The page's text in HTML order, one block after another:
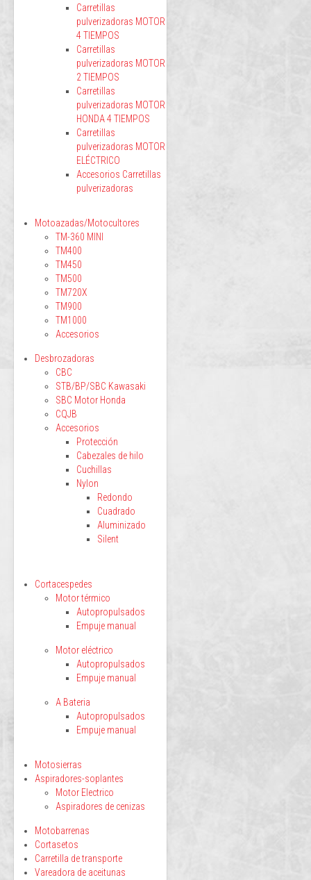
Carretillas
pulverizadoras MOTOR
4 TIEMPOS
Carretillas
pulverizadoras MOTOR
2 TIEMPOS
Carretillas
pulverizadoras MOTOR
HONDA 4 TIEMPOS
Carretillas
pulverizadoras MOTOR
ELÉCTRICO
Accesorios Carretillas
pulverizadoras
Motoazadas/Motocultores
TM-360 MINI
TM400
TM450
TM500
TM720X
TM900
TM1000
Accesorios
Desbrozadoras
CBC
STB/BP/SBC Kawasaki
SBC Motor Honda
CQJB
Accesorios
Protección
Cabezales de hilo
Cuchillas
Nylon
Redondo
Cuadrado
Aluminizado
Silent
Cortacespedes
Motor térmico
Autopropulsados
Empuje manual
Motor eléctrico
Autopropulsados
Empuje manual
A Bateria
Autopropulsados
Empuje manual
Motosierras
Aspiradores-soplantes
Motor Electrico
Aspiradores de cenizas
Motobarrenas
Cortasetos
Carretilla de transporte
Vareadora de aceitunas